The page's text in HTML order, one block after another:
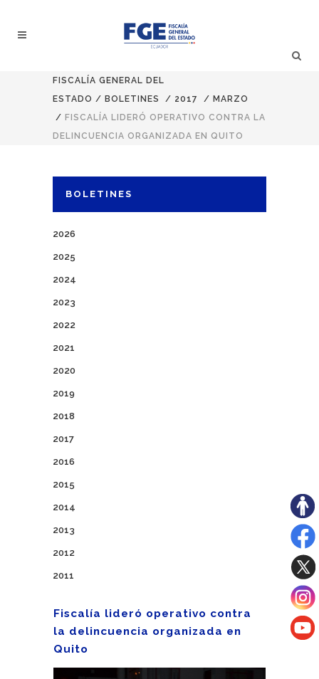
FISCALÍA GENERAL DEL
ESTADO / BOLETINES / 2017 / MARZO
/ FISCALÍA LIDERÓ OPERATIVO CONTRA LA
DELINCUENCIA ORGANIZADA EN QUITO
BOLETINES
2026
2025
2024
2023
2022
2021
2020
2019
2018
2017
2016
2015
2014
2013
2012
2011
Fiscalía lideró operativo contra
la delincuencia organizada en
Quito